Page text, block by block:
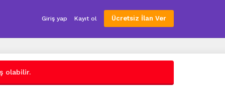
Giriş yap Kayıt ol Ücretsiz İlan Ver
olabilir.